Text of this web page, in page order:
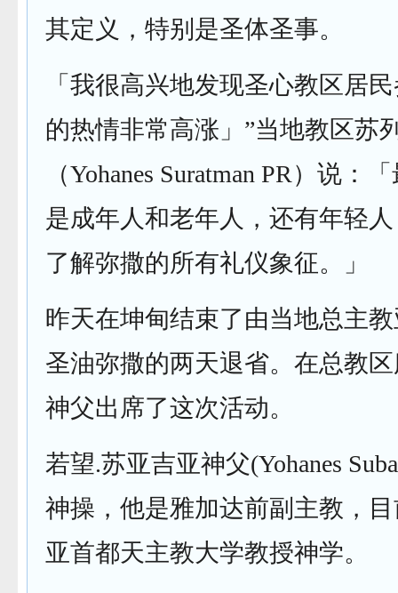
其定义，特别是圣体圣事。
「我很高兴地发现圣心教区居
的热情非常高涨」”当地教区苏
（Yohanes Suratman PR）说：
是成年人和老年人，还有年轻
了解弥撒的所有礼仪象征。」
昨天在坤甸结束了由当地总主
圣油弥撒的两天退省。在总教
神父出席了这次活动。
若望.苏亚吉亚神父(Yohanes
神操，他是雅加达前副主教，
亚首都天主教大学教授神学。